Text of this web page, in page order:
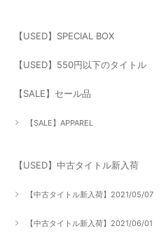
【USED】SPECIAL BOX
【USED】550円以下のタイトル
【SALE】セール品
【SALE】APPAREL
【USED】中古タイトル新入荷
【中古タイトル新入荷】2021/05/07
【中古タイトル新入荷】2021/06/01